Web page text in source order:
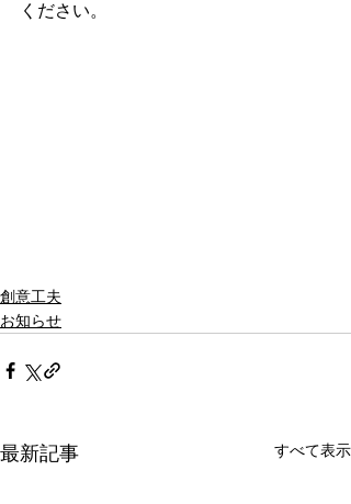
ください。
創意工夫
お知らせ
最新記事 すべて表示